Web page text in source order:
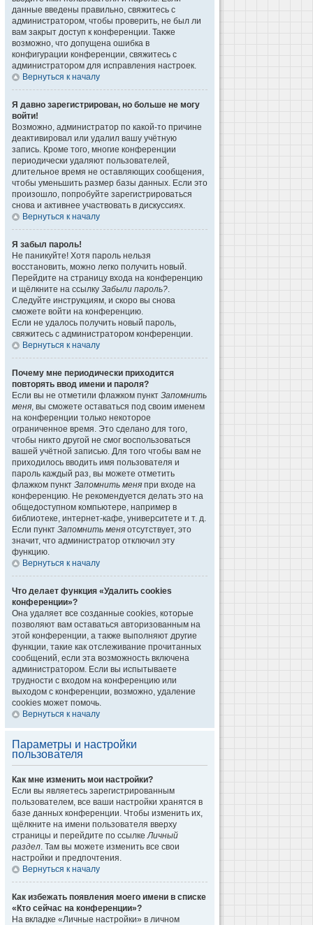
данные введены правильно, свяжитесь с
администратором, чтобы проверить, не был ли
вам закрыт доступ к конференции. Также
возможно, что допущена ошибка в
конфигурации конференции, свяжитесь с
администратором для исправления настроек.
Вернуться к началу
Я давно зарегистрирован, но больше не могу
войти!
Возможно, администратор по какой-то причине
деактивировал или удалил вашу учётную
запись. Кроме того, многие конференции
периодически удаляют пользователей,
длительное время не оставляющих сообщения,
чтобы уменьшить размер базы данных. Если это
произошло, попробуйте зарегистрироваться
снова и активнее участвовать в дискуссиях.
Вернуться к началу
Я забыл пароль!
Не паникуйте! Хотя пароль нельзя
восстановить, можно легко получить новый.
Перейдите на страницу входа на конференцию
и щёлкните на ссылку Забыли пароль?.
Следуйте инструкциям, и скоро вы снова
сможете войти на конференцию.
Если не удалось получить новый пароль,
свяжитесь с администратором конференции.
Вернуться к началу
Почему мне периодически приходится
повторять ввод имени и пароля?
Если вы не отметили флажком пункт Запомнить
меня, вы сможете оставаться под своим именем
на конференции только некоторое
ограниченное время. Это сделано для того,
чтобы никто другой не смог воспользоваться
вашей учётной записью. Для того чтобы вам не
приходилось вводить имя пользователя и
пароль каждый раз, вы можете отметить
флажком пункт Запомнить меня при входе на
конференцию. Не рекомендуется делать это на
общедоступном компьютере, например в
библиотеке, интернет-кафе, университете и т. д.
Если пункт Запомнить меня отсутствует, это
значит, что администратор отключил эту
функцию.
Вернуться к началу
Что делает функция «Удалить cookies
конференции»?
Она удаляет все созданные cookies, которые
позволяют вам оставаться авторизованным на
этой конференции, а также выполняют другие
функции, такие как отслеживание прочитанных
сообщений, если эта возможность включена
администратором. Если вы испытываете
трудности с входом на конференцию или
выходом с конференции, возможно, удаление
cookies может помочь.
Вернуться к началу
Параметры и настройки
пользователя
Как мне изменить мои настройки?
Если вы являетесь зарегистрированным
пользователем, все ваши настройки хранятся в
базе данных конференции. Чтобы изменить их,
щёлкните на имени пользователя вверху
страницы и перейдите по ссылкеЛичный
раздел. Там вы можете изменить все свои
настройки и предпочтения.
Вернуться к началу
Как избежать появления моего имени в списке
«Кто сейчас на конференции»?
На вкладке «Личные настройки» в личном